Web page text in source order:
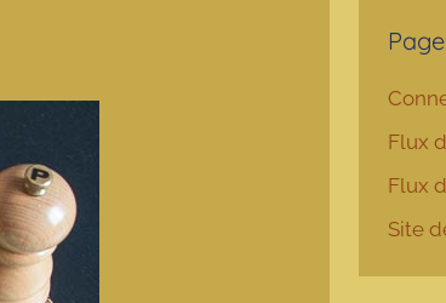
Flux
Flux
Site